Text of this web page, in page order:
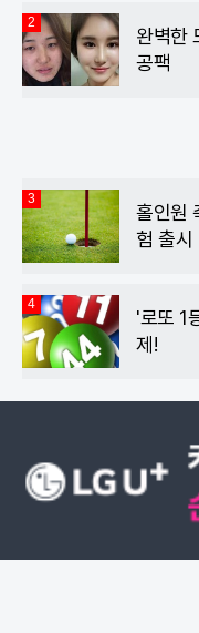
2
완벽한
공팩
3
홀인원
험 출시
4
'로또 1
제!